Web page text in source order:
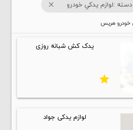
دسته :لوازم يدکي خودرو close
خودرو هریس
یدک کش شبانه روزی
star
لوازم یدکی جواد